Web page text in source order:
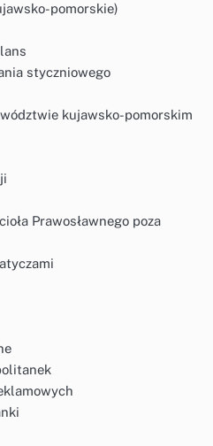
pomorskie)
styczniowego
kujawsko-pomorskim
Prawosławnego poza